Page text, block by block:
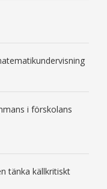
i förskolans
tänka källkritiskt